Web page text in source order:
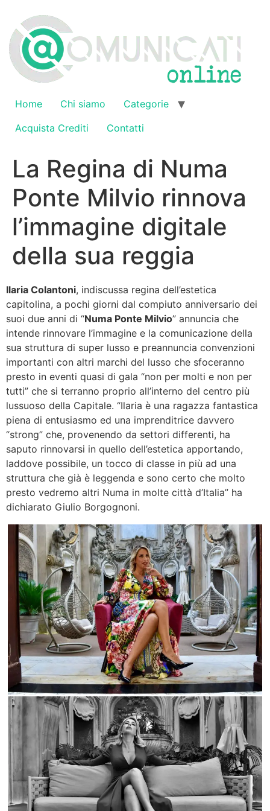
contenuto
Home Chi siamo
Categorie
Acquista Crediti
Contatti
La Regina di Numa
Ponte Milvio rinnova
l’immagine digitale
della sua reggia
Ilaria Colantoni, indiscussa regina dell’estetica
capitolina, a pochi giorni dal compiuto anniversario dei
suoi due anni di “Numa Ponte Milvio” annuncia che
intende rinnovare l’immagine e la comunicazione della
sua struttura di super lusso e preannuncia convenzioni
importanti con altri marchi del lusso che sfoceranno
presto in eventi quasi di gala “non per molti e non per
tutti” che si terranno proprio all’interno del centro più
lussuoso della Capitale. “Ilaria è una ragazza fantastica
piena di entusiasmo ed una imprenditrice davvero
“strong” che, provenendo da settori differenti, ha
saputo rinnovarsi in quello dell’estetica apportando,
laddove possibile, un tocco di classe in più ad una
struttura che già è leggenda e sono certo che molto
presto vedremo altri Numa in molte città d’Italia” ha
dichiarato Giulio Borgognoni.